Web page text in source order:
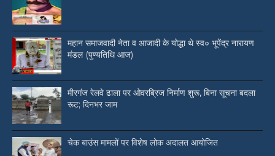
महान समाजवादी नेता व आजादी के योद्धा थे स्व० भूपेंद्र नारायण
मंडल (पुण्यतिथि आज)
मीरगंज रेलवे ढाला पर ओवरब्रिज निर्माण शुरू, बिना सूचना बदला
रूट; दिनभर जाम
चेक बाउंस मामलों पर विशेष लोक अदालत आयोजित